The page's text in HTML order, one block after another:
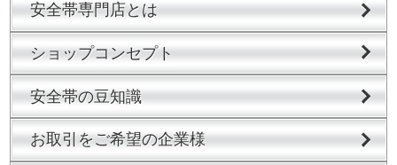
安全帯専門店とは
ショップコンセプト
安全帯の豆知識
お取引をご希望の企業様